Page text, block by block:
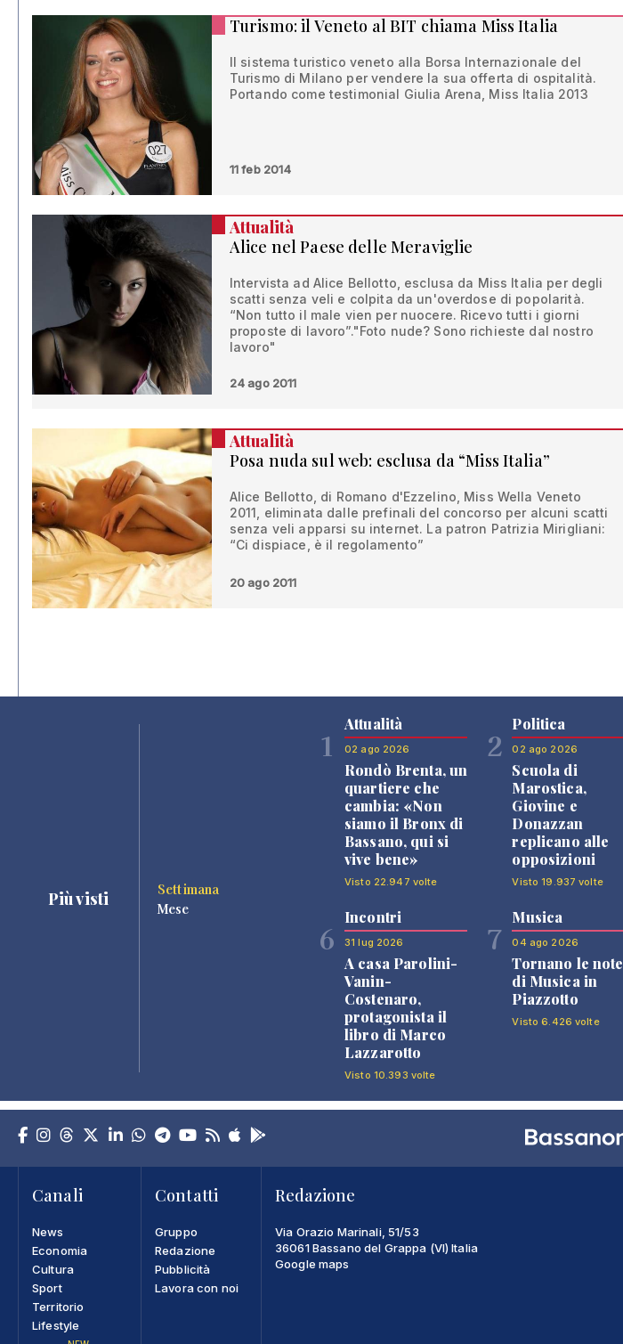
Turismo: il Veneto al BIT chiama Miss Italia
Il sistema turistico veneto alla Borsa Internazionale del
Turismo di Milano per vendere la sua offerta di ospitalità.
Portando come testimonial Giulia Arena, Miss Italia 2013
11 feb 2014
Attualità
Alice nel Paese delle Meraviglie
Intervista ad Alice Bellotto, esclusa da Miss Italia per degli
scatti senza veli e colpita da un'overdose di popolarità.
“Non tutto il male vien per nuocere. Ricevo tutti i giorni
proposte di lavoro”."Foto nude? Sono richieste dal nostro
lavoro"
24 ago 2011
Attualità
Posa nuda sul web: esclusa da “Miss Italia”
Alice Bellotto, di Romano d'Ezzelino, Miss Wella Veneto
2011, eliminata dalle prefinali del concorso per alcuni scatti
senza veli apparsi su internet. La patron Patrizia Mirigliani:
“Ci dispiace, è il regolamento”
20 ago 2011
Più visti
Settimana
Mese
1
Attualità
02 ago 2026
Rondò Brenta, un
quartiere che
cambia: «Non
siamo il Bronx di
Bassano, qui si
vive bene»
Visto 22.947 volte
2
Politica
02 ago 2026
Scuola di
Marostica,
Giovine e
Donazzan
replicano alle
opposizioni
Visto 19.937 volte
6
Incontri
31 lug 2026
A casa Parolini-
Vanin-
Costenaro,
protagonista il
libro di Marco
Lazzarotto
Visto 10.393 volte
7
Musica
04 ago 2026
Tornano le note
di Musica in
Piazzotto
Visto 6.426 volte
Canali
News
Economia
Cultura
Sport
Territorio
Lifestyle
Contatti
Gruppo
Redazione
Pubblicità
Lavora con noi
Redazione
Via Orazio Marinali, 51/53
36061 Bassano del Grappa (VI) Italia
Google maps